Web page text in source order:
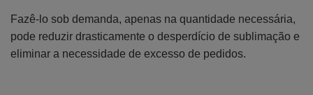
Fazê-lo sob demanda, apenas na quantidade necessária,
pode reduzir drasticamente o desperdício de sublimação e
eliminar a necessidade de excesso de pedidos.